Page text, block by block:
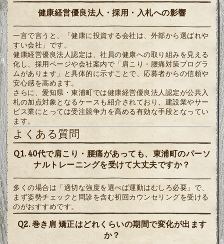
健康経営優良法人・採用・入札への影響
一言で言うと、「健康に投資する会社は、外部から選ばれや
すい会社」です。
健康経営優良法人認定は、社員の健康への取り組みを見える
化し、採用ページや会社案内で「肩こり・腰痛対策プログラ
ムがあります」と具体的に示すことで、応募者からの信頼や
安心感を高めます。
さらに、愛知県・東浦町では健康経営優良法人認定が公共入
札の加点対象となるケースも紹介されており、建設業やサー
ビス業にとっては受注競争力を高める有効な手段となってい
ます。
よくある質問
Q1. 40代で肩こり・腰痛があっても、東浦町のパーソ
ナルトレーニングを受けて大丈夫ですか？
多くの場合は「適切な強度を選べば運動はむしろ必要」で、
まず姿勢チェックと問診を含む初回カウンセリングを受ける
のがおすすめです。
Q2. 巻き肩 矯正はどれくらいの期間で変化が出ます
か？